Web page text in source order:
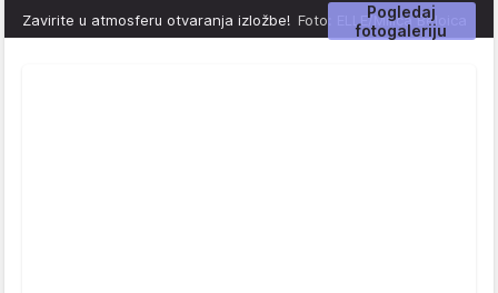
Pogledaj
fotogaleriju
Zavirite u atmosferu otvaranja izložbe! Foto: ELLE/Milica Beloica